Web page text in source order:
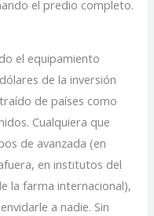
el predio completo.
el equipamiento
de la inversión
de países como
Cualquiera que
de avanzada (en
en institutos del
la farma internacional),
a nadie. Sin